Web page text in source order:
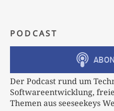
PODCAST
Der Podcast rund um
Softwareentwicklung,
Themen aus seeseekeys